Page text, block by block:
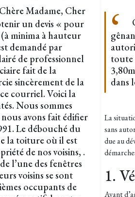
Madame, Cher
un devis « pour
minima à hauteur
demandé par
de professionnel
fait de la
sincèrement de la
courriel. Voici la
Nous sommes
avons fait édifier
Le débouché du
la toiture où il est
de nos voisins, .
l’une des fenêtres
voisins se sont
occupants de
toute
dans
La
sans
due au
1.
Avant